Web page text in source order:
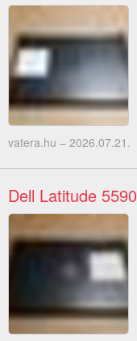
vatera.hu – 2026.07.21.
Dell Latitude 5590